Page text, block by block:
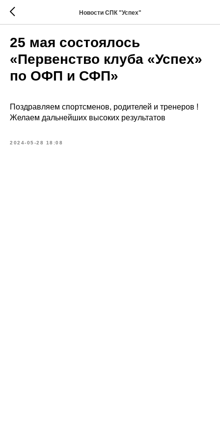
Новости СПК "Успех"
25 мая состоялось
«Первенство клуба «Успех»
по ОФП и СФП»
Поздравляем спортсменов, родителей и тренеров !
Желаем дальнейших высоких результатов
2024-05-28 18:08